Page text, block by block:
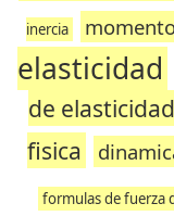
inercia
elasticidad
de
fisica
formulas de fuerza